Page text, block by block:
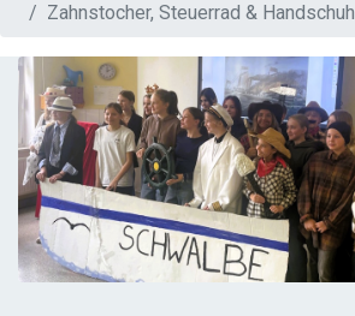
Zahnstocher, Steuerrad & Handschuh